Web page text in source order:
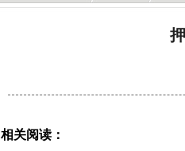
相关阅读：